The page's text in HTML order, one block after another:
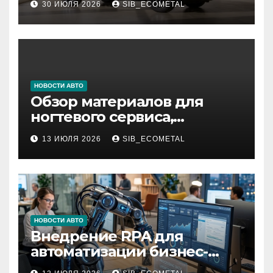
30 ИЮЛЯ 2026 SIB_ECOMETAL
НОВОСТИ АВТО
Обзор материалов для
ногтевого сервиса,
наращивания ресниц и
депиляции
13 ИЮЛЯ 2026 SIB_ECOMETAL
НОВОСТИ АВТО
Внедрение RPA для
автоматизации бизнес-
процессов